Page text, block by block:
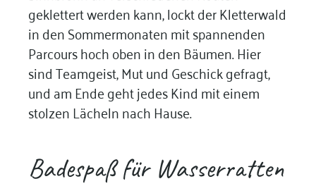
geklettert werden kann, lockt der Kletterwald
in den Sommermonaten mit spannenden
Parcours hoch oben in den Bäumen. Hier
sind Teamgeist, Mut und Geschick gefragt,
und am Ende geht jedes Kind mit einem
stolzen Lächeln nach Hause.
Badespaß für Wasserratten